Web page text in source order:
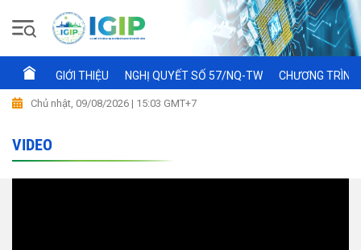
GIỚI THIỆU NGHỊ QUYẾT SỐ 57/NQ-TW CHƯƠNG
Chủ nhật, 09/08/2026 | 15:03 GMT+7
VIDEO